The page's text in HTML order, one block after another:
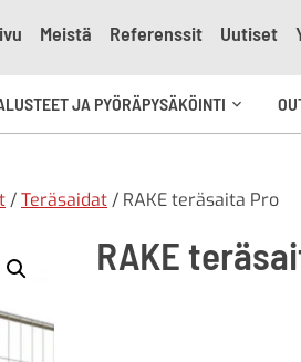
Meistä Referenssit Uutiset
JA PYÖRÄPYSÄKÖINTI
/Teräsaidat / RAKE teräsaita Pro
RAKE